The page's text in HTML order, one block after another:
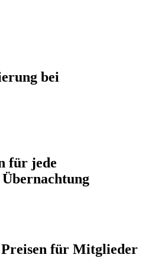
bei
für jede
für Mitglieder